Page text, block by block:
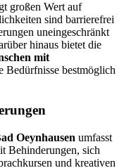
großen Wert auf
sind barrierefrei
uneingeschränkt
hinaus bietet die
mit
Bedürfnisse bestmöglich
Oeynhausen umfasst
Behinderungen, sich
und kreativen